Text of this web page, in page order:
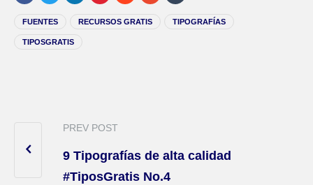
FUENTES RECURSOS GRATIS TIPOGRAFÍAS
TIPOSGRATIS
PREV POST
9 Tipografías de alta calidad
#TiposGratis No.4